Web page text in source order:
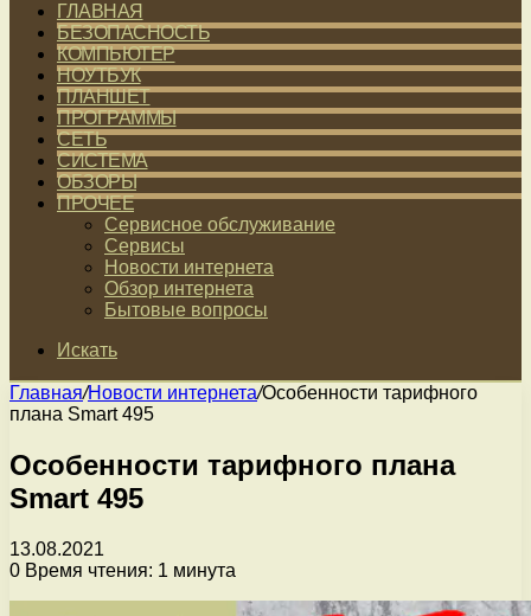
ГЛАВНАЯ
БЕЗОПАСНОСТЬ
КОМПЬЮТЕР
НОУТБУК
ПЛАНШЕТ
ПРОГРАММЫ
СЕТЬ
СИСТЕМА
ОБЗОРЫ
ПРОЧЕЕ
Сервисное обслуживание
Сервисы
Новости интернета
Обзор интернета
Бытовые вопросы
Искать
Главная/Новости интернета/Особенности тарифного
плана Smart 495
Особенности тарифного плана
Smart 495
13.08.2021
0 Время чтения: 1 минута